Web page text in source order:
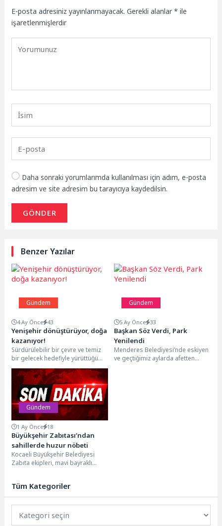
E-posta adresiniz yayınlanmayacak. Gerekli alanlar* ile
işaretlenmişlerdir
Daha sonraki yorumlarımda kullanılması için adım, e-posta
adresim ve site adresim bu tarayıcıya kaydedilsin.
GÖNDER
Benzer Yazılar
Gündem
4 Ay Önce 43
Yenişehir dönüştürüyor, doğa
kazanıyor!
Sürdürülebilir bir çevre ve temiz
bir gelecek hedefiyle yürüttüğü
çalışmalar kapsamında 10 farklı
hizmet binasında...
Gündem
5 Ay Önce 33
Başkan Söz Verdi, Park
Yenilendi
Menderes Belediyesi’nde eskiyen
ve geçtiğimiz aylarda afetten
Gündem
1 Ay Önce 18
Büyükşehir Zabıtası’ndan
sahillerde huzur nöbeti
Kocaeli Büyükşehir Belediyesi
Zabıta ekipleri, mavi bayraklı
Tüm Kategoriler